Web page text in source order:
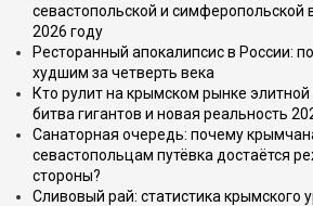
севастопольской и симферопольской
2026 году
Ресторанный апокалипсис в России:
худшим за четверть века
Кто рулит на крымском рынке
битва гигантов и новая реальность
Санаторная очередь: почему
севастопольцам путёвка достаётся
стороны?
Сливовый рай: статистика крымского